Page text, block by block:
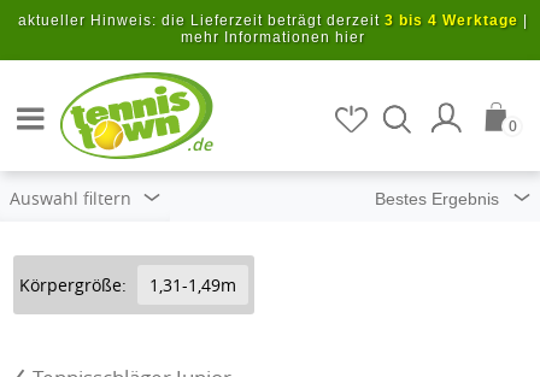
Zum Hauptinhalt springen
aktueller Hinweis: die Lieferzeit beträgt derzeit 3 bis 4 Werktage
mehr Informationen hier
.de
0
Auswahl filtern
Körpergröße: 1,31-1,49m